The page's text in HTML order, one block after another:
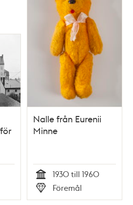
Nalle från Eurenii
Minne
Tid
1930 till 1960
Typ
Föremål